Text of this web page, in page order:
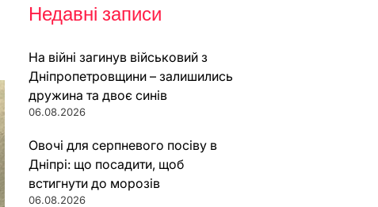
Недавні записи
На війні загинув військовий з
Дніпропетровщини – залишились
дружина та двоє синів
06.08.2026
Овочі для серпневого посіву в
Дніпрі: що посадити, щоб
встигнути до морозів
06.08.2026